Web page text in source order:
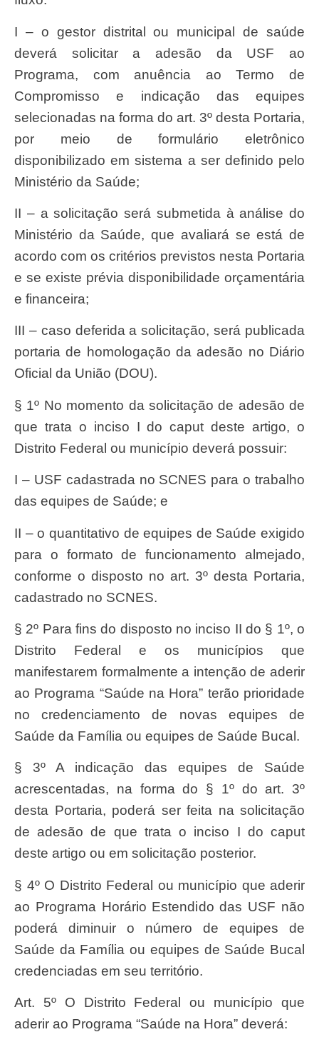
I – o gestor distrital ou municipal de saúde
deverá solicitar a adesão da USF ao
Programa, com anuência ao Termo de
Compromisso e indicação das equipes
selecionadas na forma do art. 3º desta Portaria,
por meio de formulário eletrônico
disponibilizado em sistema a ser definido pelo
Ministério da Saúde;
II – a solicitação será submetida à análise do
Ministério da Saúde, que avaliará se está de
acordo com os critérios previstos nesta Portaria
e se existe prévia disponibilidade orçamentária
e financeira;
III – caso deferida a solicitação, será publicada
portaria de homologação da adesão no Diário
Oficial da União (DOU).
§ 1º No momento da solicitação de adesão de
que trata o inciso I do caput deste artigo, o
Distrito Federal ou município deverá possuir:
I – USF cadastrada no SCNES para o trabalho
das equipes de Saúde; e
II – o quantitativo de equipes de Saúde exigido
para o formato de funcionamento almejado,
conforme o disposto no art. 3º desta Portaria,
cadastrado no SCNES.
§ 2º Para fins do disposto no inciso II do § 1º, o
Distrito Federal e os municípios que
manifestarem formalmente a intenção de aderir
ao Programa “Saúde na Hora” terão prioridade
no credenciamento de novas equipes de
Saúde da Família ou equipes de Saúde Bucal.
§ 3º A indicação das equipes de Saúde
acrescentadas, na forma do § 1º do art. 3º
desta Portaria, poderá ser feita na solicitação
de adesão de que trata o inciso I do caput
deste artigo ou em solicitação posterior.
§ 4º O Distrito Federal ou município que aderir
ao Programa Horário Estendido das USF não
poderá diminuir o número de equipes de
Saúde da Família ou equipes de Saúde Bucal
credenciadas em seu território.
Art. 5º O Distrito Federal ou município que
aderir ao Programa “Saúde na Hora” deverá: